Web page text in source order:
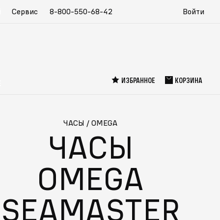
Сервис 8-800-550-68-42 Войти
ИЗБРАННОЕ КОРЗИНА
ЧАСЫ / OMEGA
ЧАСЫ
OMEGA
SEAMASTER